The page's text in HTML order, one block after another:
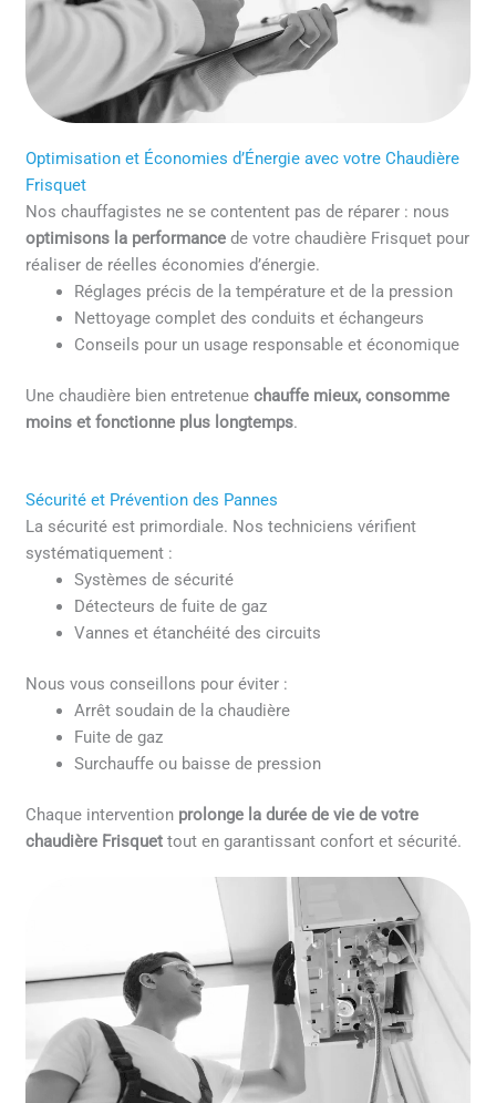
Optimisation et Économies d’Énergie avec votre Chaudière
Frisquet
Nos chauffagistes ne se contentent pas de réparer : nous
optimisons la performance de votre chaudière Frisquet pour
réaliser de réelles économies d’énergie.
Réglages précis de la température et de la pression
Nettoyage complet des conduits et échangeurs
Conseils pour un usage responsable et économique
Une chaudière bien entretenuechauffe mieux, consomme
moins et fonctionne plus longtemps.
Sécurité et Prévention des Pannes
La sécurité est primordiale. Nos techniciens vérifient
systématiquement :
Systèmes de sécurité
Détecteurs de fuite de gaz
Vannes et étanchéité des circuits
Nous vous conseillons pour éviter :
Arrêt soudain de la chaudière
Fuite de gaz
Surchauffe ou baisse de pression
Chaque intervention prolonge la durée de vie de votre
chaudière Frisquet tout en garantissant confort et sécurité.